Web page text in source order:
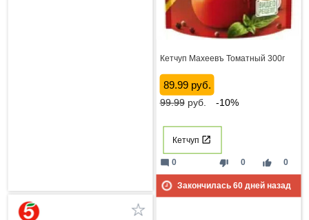
Кетчуп Махеевъ Томатный 300г
89.99 руб.
99.99руб. -10%
Кетчуп
thumb_down 0 thumb_up 0
mode_comment 0
Закончилась 60дней назад